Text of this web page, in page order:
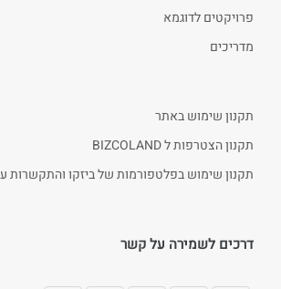
פרויקטים לדוגמא
מדריכים
תקנון שימוש באתר
תקנון הצטרפות ל BIZCOLAND
תקנון שימוש בפלטפורמות של ביזקו והתקשרות
דרכים לשמירה על קשר